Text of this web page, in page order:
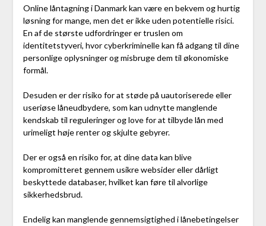
Online låntagning i Danmark kan være en bekvem og hurtig
løsning for mange, men det er ikke uden potentielle risici.
En af de største udfordringer er truslen om
identitetstyveri, hvor cyberkriminelle kan få adgang til dine
personlige oplysninger og misbruge dem til økonomiske
formål.
Desuden er der risiko for at støde på uautoriserede eller
useriøse låneudbydere, som kan udnytte manglende
kendskab til reguleringer og love for at tilbyde lån med
urimeligt høje renter og skjulte gebyrer.
Der er også en risiko for, at dine data kan blive
kompromitteret gennem usikre websider eller dårligt
beskyttede databaser, hvilket kan føre til alvorlige
sikkerhedsbrud.
Endelig kan manglende gennemsigtighed i lånebetingelser